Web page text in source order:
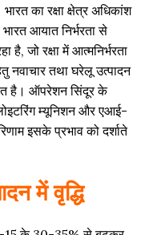
का रक्षा क्षेत्र अधिकांश
आयात निर्भरता से
है, जो रक्षा में आत्मनिर्भरता
नवाचार तथा घरेलू उत्पादन
है। ऑपरेशन सिंदूर के
म्यूनिशन और एआई-
इसके प्रभाव को दर्शाते
में वृद्धि